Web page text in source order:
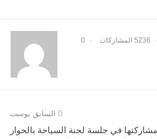
5236 المشاركات 0
السابق بوست
في جلسة لجنة السياحة بالحوار